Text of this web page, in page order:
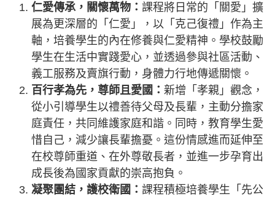
仁愛傳承，關懷萬物： 課程將日常的「關愛」擴
展為更深層的「仁愛」，以「克己復禮」作為主
軸，培養學生的內在修養與仁愛精神。學校鼓勵
學生在生活中實踐愛心，並透過參與社區活動、
義工服務及賣旗行動，身體力行地傳遞關懷。
百行孝為先，尊師且愛國： 新增「孝親」觀念，
從小引導學生以禮善待父母及長輩，主動分擔家
庭責任，共同維護家庭和諧。同時，教育學生愛
惜自己，減少讓長輩擔憂。這份情感進而延伸至
在校尊師重道、在外尊敬長者，並進一步孕育出
成長後為國家貢獻的崇高抱負。
凝聚團結，護校衛國： 課程積極培養學生「先公